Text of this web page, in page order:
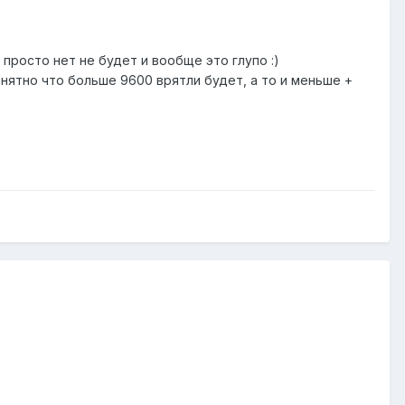
нет не будет и вообще это глупо :)
что больше 9600 врятли будет, а то и меньше +